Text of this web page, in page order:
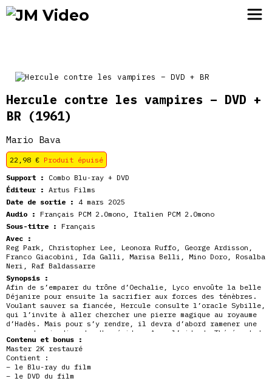
Hercule contre les vampires – DVD +
BR (1961)
Mario Bava
22,98 € Produit épuisé
Support :
Combo Blu-ray + DVD
Éditeur : Artus Films
Date de sortie :
4 mars 2025
Audio : Français PCM 2.0mono, Italien PCM 2.0mono
Sous-titre : Français
Avec :
Reg Park, Christopher Lee, Leonora Ruffo, George Ardisson,
Franco Giacobini, Ida Galli, Marisa Belli, Mino Doro, Rosalba
Neri, Raf Baldassarre
Synopsis :
Afin de s’emparer du trône d’Oechalie, Lyco envoûte la belle
Déjanire pour ensuite la sacrifier aux forces des ténèbres.
Voulant sauver sa fiancée, Hercule consulte l’oracle Sybille,
qui l’invite à aller chercher une pierre magique au royaume
d’Hadès. Mais pour s’y rendre, il devra d’abord ramener une
pomme des jardins
des Hespérides. Avec l’aide de Thésée et de
Télémaque, le héros part à l’aventure
Contenu et bonus :
Master 2K restauré
Contient :
– le Blu-ray du film
– le DVD du film